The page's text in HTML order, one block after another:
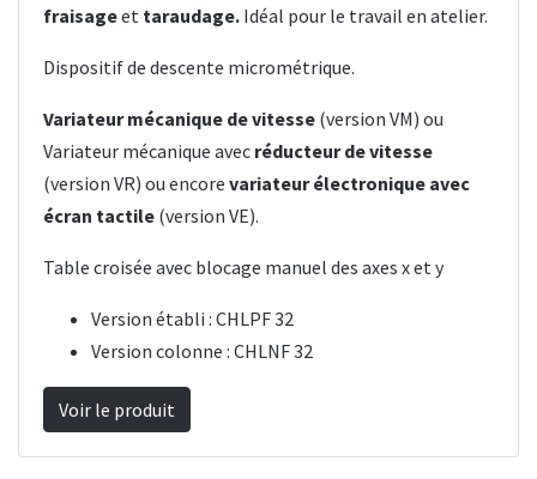
fraisageet taraudage. Idéal pour le travail en atelier.
Dispositif de descente micrométrique.
Variateur mécanique de vitesse (version VM) ou
Variateur mécanique avec réducteur de vitesse
(version VR) ou encore variateur électronique avec
écran tactile (version VE).
Table croisée avec blocage manuel des axes x et y
Version établi : CHLPF 32
Version colonne : CHLNF 32
Voir le produit